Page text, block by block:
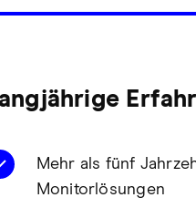
Mehr als fünf
Monitorlösungen